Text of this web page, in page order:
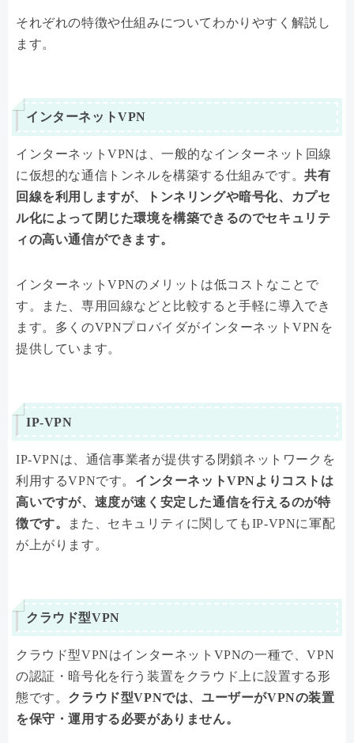
それぞれの特徴や仕組みについてわかりやすく解説し
ます。
インターネットVPN
インターネットVPNは、一般的なインターネット回線
に仮想的な通信トンネルを構築する仕組みです。共有
回線を利用しますが、トンネリングや暗号化、カプセ
ル化によって閉じた環境を構築できるのでセキュリテ
ィの高い通信ができます。
インターネットVPNのメリットは低コストなことで
す。また、専用回線などと比較すると手軽に導入でき
ます。多くのVPNプロバイダがインターネットVPNを
提供しています。
IP-VPN
IP-VPNは、通信事業者が提供する閉鎖ネットワークを
利用するVPNです。 インターネットVPNよりコストは
高いですが、速度が速く安定した通信を行えるのが特
徴です。
また、セキュリティに関してもIP-VPNに軍配
が上がります。
クラウド型VPN
クラウド型VPNはインターネットVPNの一種で、VPN
の認証・暗号化を行う装置をクラウド上に設置する形
態です。 クラウド型VPNでは、ユーザーがVPNの装置
を保守・運用する必要がありません。